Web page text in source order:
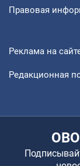
Правовая
Реклама на
Редакционная